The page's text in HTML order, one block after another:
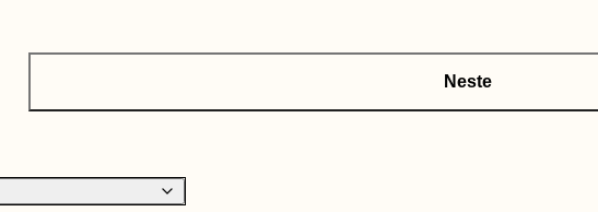
Neste